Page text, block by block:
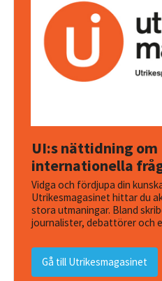
UI:s nättidning om
internationella
Vidga och fördjupa din
Utrikesmagasinet hittar du
stora utmaningar. Bland
journalister, debattörer och
Gå till Utrikesmagasinet